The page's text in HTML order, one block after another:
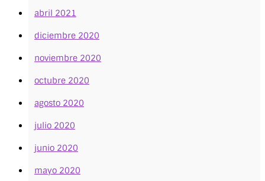
abril 2021
diciembre 2020
noviembre 2020
octubre 2020
agosto 2020
julio 2020
junio 2020
mayo 2020